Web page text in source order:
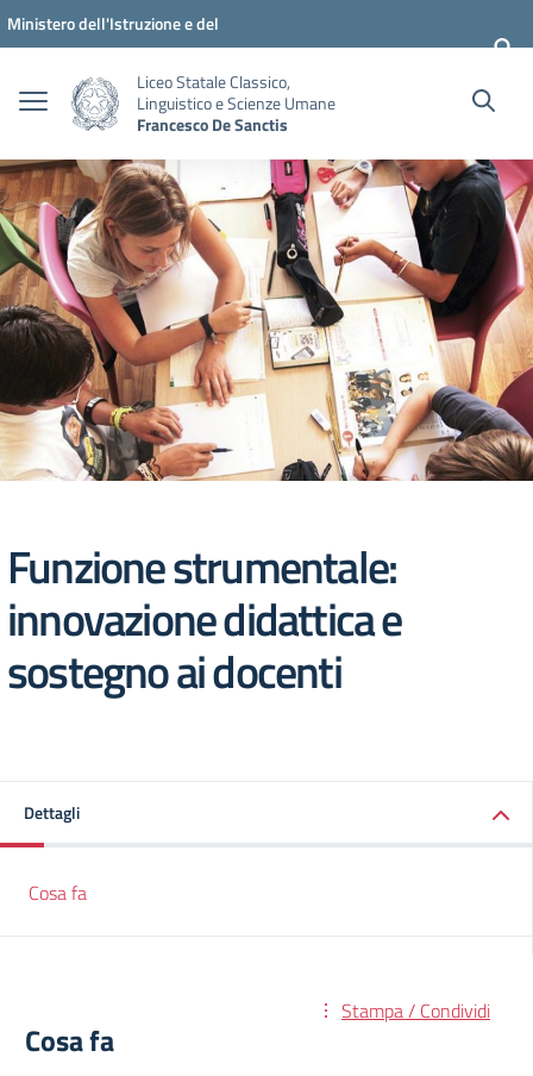
Vai ai contenuti
Vai al menu di navigazione
Vai al footer
Ministero dell'Istruzione e del
Liceo Statale Classico,
Linguistico e Scienze Umane
Francesco De Sanctis
Funzione strumentale:
innovazione didattica e
sostegno ai docenti
Dettagli
Cosa fa
Stampa / Condividi
Cosa fa